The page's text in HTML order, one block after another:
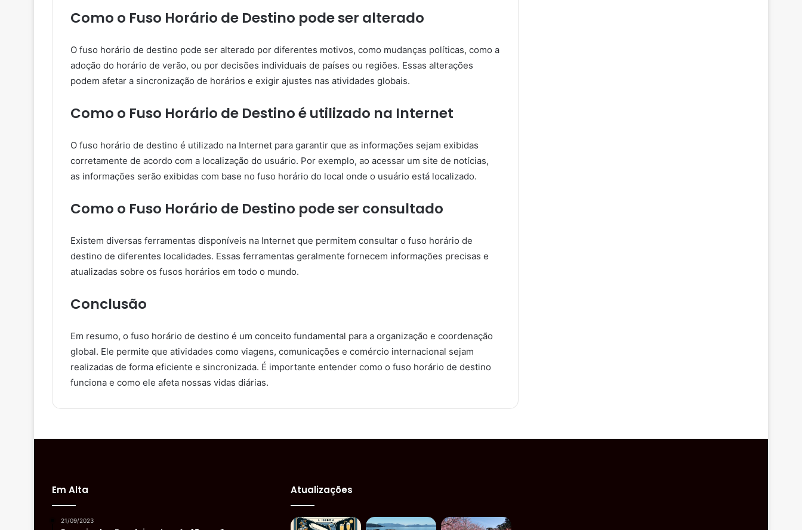
Como o Fuso Horário de Destino pode ser alterado
O fuso horário de destino pode ser alterado por diferentes motivos, como mudanças políticas, como a
adoção do horário de verão, ou por decisões individuais de países ou regiões. Essas alterações
podem afetar a sincronização de horários e exigir ajustes nas atividades globais.
Como o Fuso Horário de Destino é utilizado na Internet
O fuso horário de destino é utilizado na Internet para garantir que as informações sejam exibidas
corretamente de acordo com a localização do usuário. Por exemplo, ao acessar um site de notícias,
as informações serão exibidas com base no fuso horário do local onde o usuário está localizado.
Como o Fuso Horário de Destino pode ser consultado
Existem diversas ferramentas disponíveis na Internet que permitem consultar o fuso horário de
destino de diferentes localidades. Essas ferramentas geralmente fornecem informações precisas e
atualizadas sobre os fusos horários em todo o mundo.
Conclusão
Em resumo, o fuso horário de destino é um conceito fundamental para a organização e coordenação
global. Ele permite que atividades como viagens, comunicações e comércio internacional sejam
realizadas de forma eficiente e sincronizada. É importante entender como o fuso horário de destino
funciona e como ele afeta nossas vidas diárias.
Em Alta
21/09/2023
Atualizações